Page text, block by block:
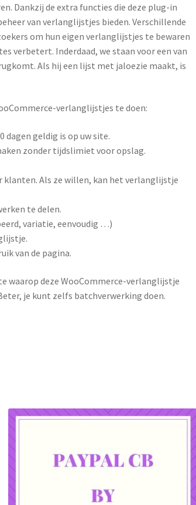
Dankzij de extra functies die deze plug-in
van verlanglijstjes bieden.Verschillende
om hun eigen verlanglijstjes te bewaren
verbetert. Inderdaad, we staan ​​voor een van
Als hij een lijst met jaloezie maakt, is
verlanglijstjes te doen:
geldig is op uw site.
zonder tijdslimiet voor opslag.
klanten.Als ze willen, kan het verlanglijstje
te delen.
variatie, eenvoudig …)
van de pagina.
waarop deze WooCommerce-verlanglijstje
je kunt zelfs batchverwerking doen.